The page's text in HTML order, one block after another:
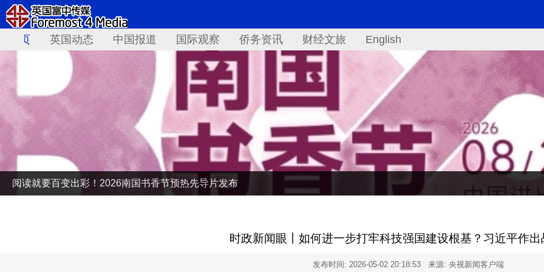
首页 英国动态 中国报道 国际观察 侨务资讯 财经文旅 English
阅读就要百变出彩！2026南国书香节预热先导片发布
时政新闻眼丨如何进一步打牢科技强国建设根基？习近平作
发布时间: 2026-05-02 20:18:53来源: 央视新闻客户端